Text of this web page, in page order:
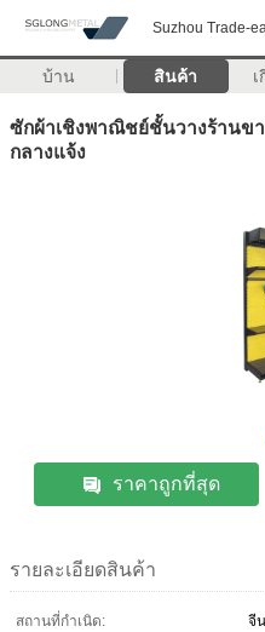
Suzhou Trade-
บ้าน สินค้า
ซักผ้าเชิงพาณิชย์ชั้นวางร้านข
กลางแจ้ง
ราคาถูกที่สุด
รายละเอียดสินค้า
สถานที่กำเนิด:
จีน